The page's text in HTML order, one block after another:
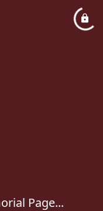
Page...